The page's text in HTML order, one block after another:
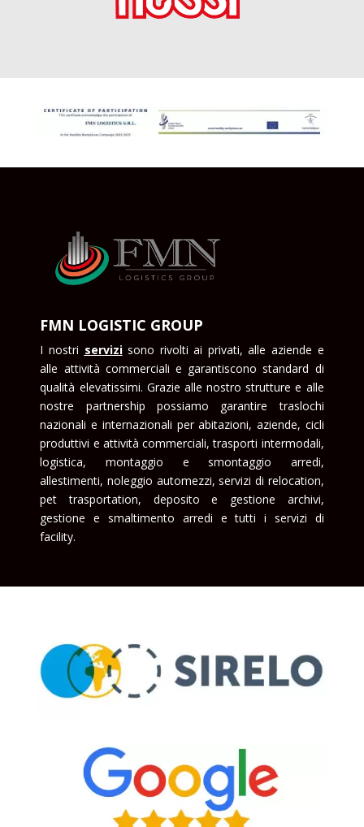
FMN LOGISTIC GROUP
I nostri servizisono rivolti ai privati, alle aziende e
alle attività commerciali e garantiscono standard di
qualità elevatissimi. Grazie alle nostro strutture e alle
nostre partnership possiamo garantire traslochi
nazionali e internazionali per abitazioni, aziende, cicli
produttivi e attività commerciali, trasporti intermodali,
logistica, montaggio e smontaggio arredi,
allestimenti, noleggio automezzi, servizi di relocation,
pet trasportation, deposito e gestione archivi,
gestione e smaltimento arredi e tutti i servizi di
facility.